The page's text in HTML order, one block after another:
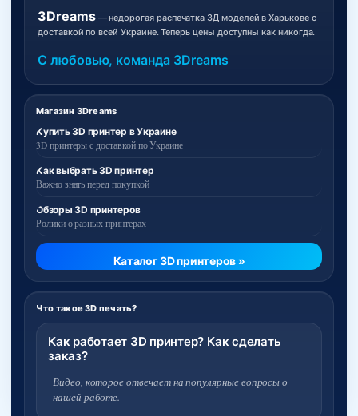
Магазин 3Dreams
Купить 3D принтер в Украине
3D принтеры с доставкой по Украине
Как выбрать 3D принтер
Важно знать перед покупкой
Обзоры 3D принтеров
Ролики о разных принтерах
Каталог 3D принтеров »
Что такое 3D печать?
Как работает 3D принтер? Как сделать
заказ?
Видео, которое отвечает на популярные вопросы о
нашей работе.
3Dreams— недорогая распечатка 3Д моделей в Харькове с
доставкой по всей Украине. Теперь цены доступны как никогда.
С любовью, команда 3Dreams